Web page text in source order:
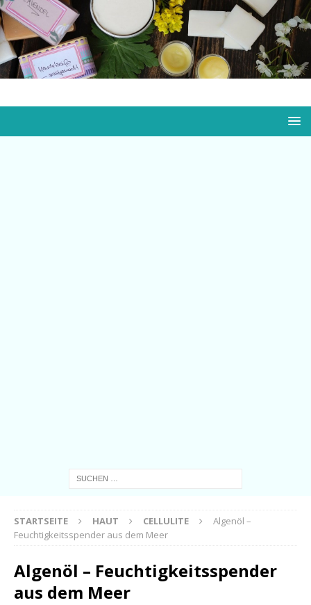
STARTSEITE HAUT CELLULITE
Algenöl –
Feuchtigkeitsspender aus dem Meer
Algenöl – Feuchtigkeitsspender
aus dem Meer